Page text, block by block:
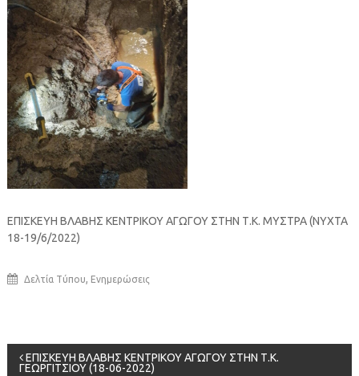
ΕΠΙΣΚΕΥΗ ΒΛΑΒΗΣ ΚΕΝΤΡΙΚΟΥ ΑΓΩΓΟΥ ΣΤΗΝ Τ.Κ. ΜΥΣΤΡΑ (ΝΥΧΤΑ
18-19/6/2022)
Δελτία Τύπου, Ενημερώσεις
Πλοήγηση
ΕΠΙΣΚΕΥΗ ΒΛΑΒΗΣ ΚΕΝΤΡΙΚΟΥ ΑΓΩΓΟΥ ΣΤΗΝ Τ.Κ.
ΓΕΩΡΓΙΤΣΙΟΥ (18-06-2022)